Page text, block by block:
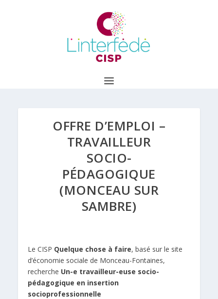
OFFRE D’EMPLOI –
TRAVAILLEUR
SOCIO-
PÉDAGOGIQUE
(MONCEAU SUR
SAMBRE)
Le CISP Quelque chose à faire, basé sur le site
d’économie sociale de Monceau-Fontaines,
recherche Un-e travailleur-euse socio-
pédagogique en insertion
socioprofessionnelle